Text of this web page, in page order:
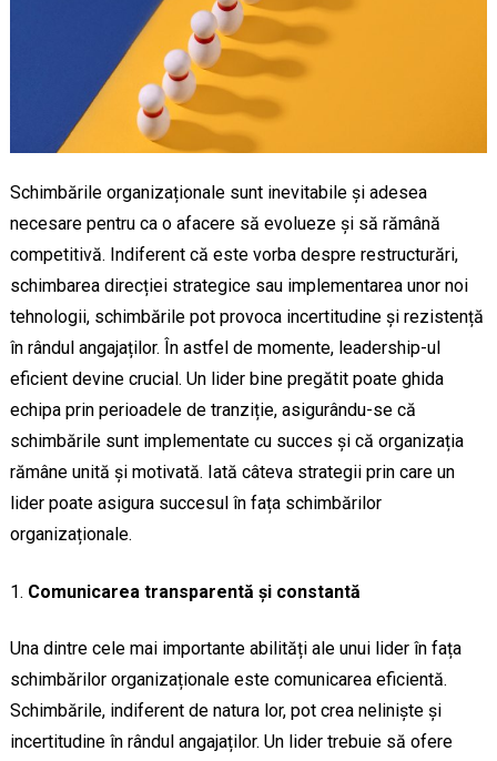
Schimbările organizaționale sunt inevitabile și adesea
necesare pentru ca o afacere să evolueze și să rămână
competitivă. Indiferent că este vorba despre restructurări,
schimbarea direcției strategice sau implementarea unor noi
tehnologii, schimbările pot provoca incertitudine și rezistență
în rândul angajaților. În astfel de momente, leadership-ul
eficient devine crucial. Un lider bine pregătit poate ghida
echipa prin perioadele de tranziție, asigurându-se că
schimbările sunt implementate cu succes și că organizația
rămâne unită și motivată. Iată câteva strategii prin care un
lider poate asigura succesul în fața schimbărilor
organizaționale.
Comunicarea transparentă și constantă
Una dintre cele mai importante abilități ale unui lider în fața
schimbărilor organizaționale este comunicarea eficientă.
Schimbările, indiferent de natura lor, pot crea neliniște și
incertitudine în rândul angajaților. Un lider trebuie să ofere